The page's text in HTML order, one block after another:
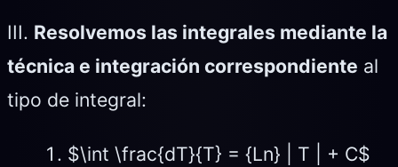
III. Resolvemos las integrales mediante la
técnica e integración correspondiente al
tipo de integral:
$\int \frac{dT}{T} = {Ln} | T | + C$